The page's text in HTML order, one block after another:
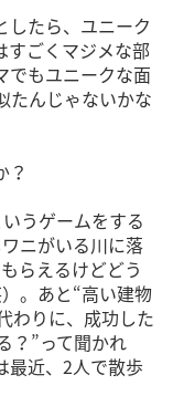
したら、ユニーク
すごくマジメな部
でもユニークな面
たんじゃないかな
？
うゲームをする
ニがいる川に落
らえるけどどう
。あと“高い建物
わりに、成功した
？”って聞かれ
最近、2人で散歩